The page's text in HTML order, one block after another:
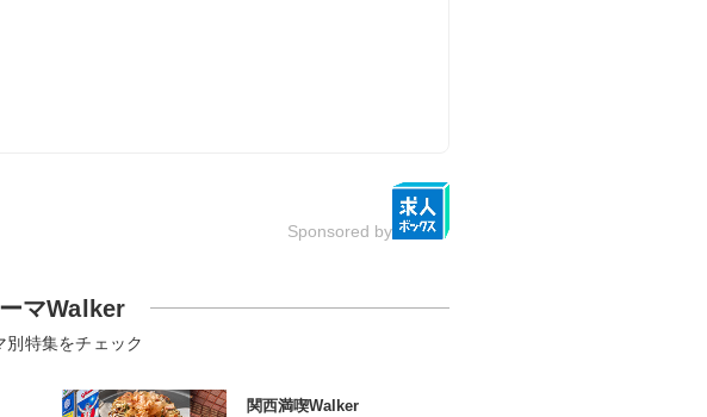
Sponsored by
マWalker
別特集をチェック
関西満喫Walker